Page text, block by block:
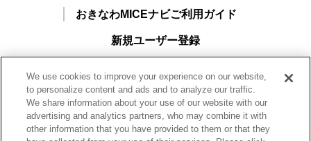
おきなわMICEナビご利用ガイド
新規ユーザー登録
We use cookies to improve your experience on our website,
to personalize content and ads and to analyze our traffic.
We share information about your use of our website with our
advertising and analytics partners, who may combine it with
other information that you have provided to them or that they